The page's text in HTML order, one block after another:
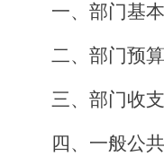
一、部门基
二、 部门预
三、 部门收
四、 一般公